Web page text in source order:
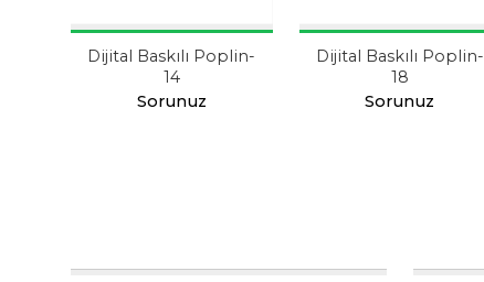
Dijital Baskılı Poplin-
14
Sorunuz
Dijital Baskılı Poplin-
18
Sorunuz